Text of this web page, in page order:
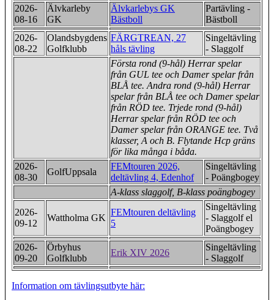
2026-
08-16
Älvkarleby
GK
Älvkarlebys GK
Bästboll
Partävling -
Bästboll
2026-
08-22
Olandsbygdens
Golfklubb
FÄRGTREAN, 27
håls tävling
Singeltävling
- Slaggolf
Första rond (9-hål) Herrar spelar
från GUL tee och Damer spelar från
BLÅ tee. Andra rond (9-hål) Herrar
spelar från ​BLÅ tee och Damer spelar
från RÖD tee. Trjede rond (9-hål)
Herrar spelar från RÖD tee och
Damer spelar från ORANGE tee. Två
klasser, A och B. Flytande Hcp gräns
för lika många i båda.
2026-
08-30
GolfUppsala
FEMtouren 2026,
deltävling 4, Edenhof
Singeltävling
- Poängbogey
A-klass slaggolf, B-klass poängbogey
2026-
09-12
Wattholma GK
FEMtouren deltävling
5
Singeltävling
- Slaggolf el
Poängbogey
2026-
09-20
Örbyhus
Golfklubb
Erik XIV 2026
Singeltävling
- Slaggolf
Information om tävlingsutbyte här: